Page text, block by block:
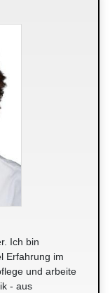
Ich bin
Erfahrung im
und arbeite
- aus